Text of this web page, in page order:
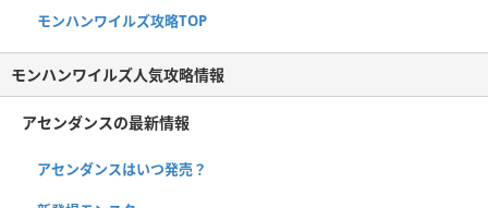
モンハンワイルズ攻略TOP
モンハンワイルズ人気攻略情報
アセンダンスの最新情報
アセンダンスはいつ発売？